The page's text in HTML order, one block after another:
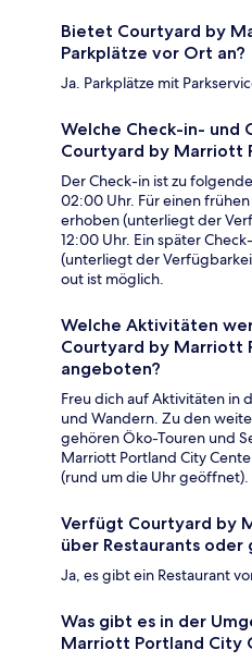
Bietet Courtyard by
Parkplätze vor Ort an?
Ja. Parkplätze mit
Welche Check-in- und
Courtyard by Marriott
Der Check-in ist zu
02:00 Uhr. Für einen
erhoben (unterliegt der
12:00 Uhr. Ein später
(unterliegt der
out ist möglich.
Welche Aktivitäten
Courtyard by Marriott
angeboten?
Freu dich auf Aktivitäten in
und Wandern. Zu den
gehören Öko-Touren und
Marriott Portland City
(rund um die Uhr geöffnet).
Verfügt Courtyard by
über Restaurants oder
Ja, es gibt ein Restaurant
Was gibt es in der
Marriott Portland City